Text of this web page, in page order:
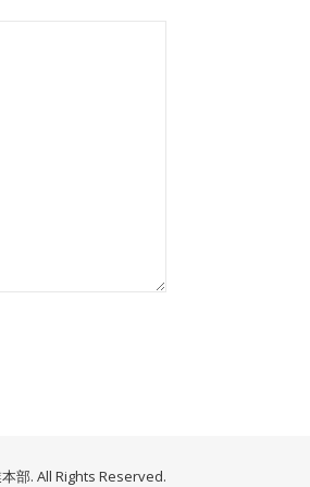
部. All Rights Reserved.